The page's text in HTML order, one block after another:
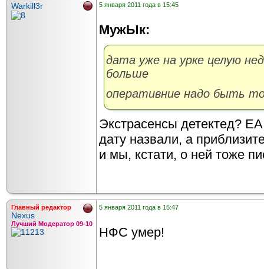
Warkill3r 5 января 2011 года в 15:45
МужЫк:
дата уже на урке целую
больше
оперативние надо быть
Экстрасенсы детектед?
дату назвали, а
и мы, кстати, о ней тоже
Главный редактор
Nexus
Лучший Модератор 09-10
5 января 2011 года в 15:47
НФС умер!